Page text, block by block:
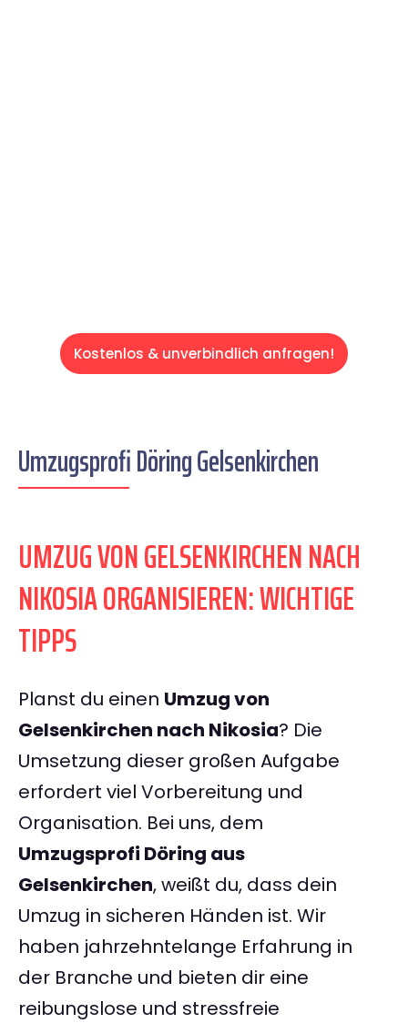
Kostenlos & unverbindlich anfragen!
Umzugsprofi Döring Gelsenkirchen
UMZUG VON GELSENKIRCHEN NACH
NIKOSIA ORGANISIEREN: WICHTIGE
TIPPS
Planst du einen Umzug von
Gelsenkirchen nach Nikosia? Die
Umsetzung dieser großen Aufgabe
erfordert viel Vorbereitung und
Organisation. Bei uns, dem
Umzugsprofi Döring aus
Gelsenkirchen, weißt du, dass dein
Umzug in sicheren Händen ist. Wir
haben jahrzehntelange Erfahrung in
der Branche und bieten dir eine
reibungslose und stressfreie